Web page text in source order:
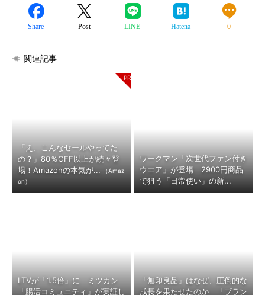
Share Post LINE Hatena 0
関連記事
「え、こんなセールやってた
の？」80％OFF以上が続々登
場！Amazonの本気が...
（Amaz
on）
ワークマン「次世代ファン付き
ウエア」が登場 2900円商品
で狙う「日常使い」の新...
LTVが「1.5倍」に ミツカン
「腸活コミュニティ」が実証し
「無印良品」はなぜ、圧倒的な
成長を果たせたのか 「ブラン